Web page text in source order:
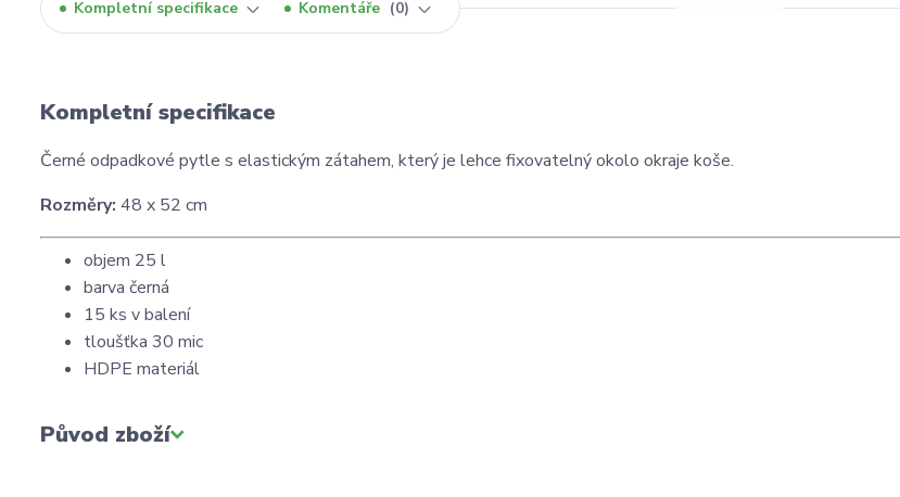
Kompletní specifikace Komentáře 0
Kompletní specifikace
Černé odpadkové pytle s elastickým zátahem, který je lehce fixovatelný okolo okraje koše.
Rozměry: 48 x 52 cm
objem 25 l
barva černá
15 ks v balení
tloušťka 30 mic
HDPE materiál
Původ zboží